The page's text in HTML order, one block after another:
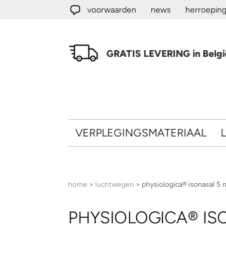
Overslaan en naar de algemene inhoud gaan
voorwaarden news
GRATIS LEVERING in
VERPLEGINGSMATERIAAL
U bent hier
home > luchtwegen > physiologica® isonasal 5
PHYSIOLOGICA®